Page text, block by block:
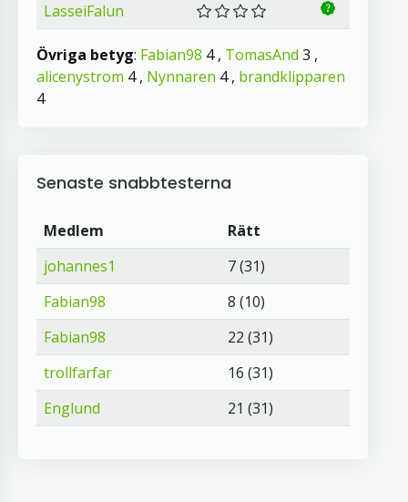
LasseiFalun
Övriga betyg: Fabian98 4 , TomasAnd 3 ,
alicenystrom 4 , Nynnaren 4 , brandklipparen
4
Senaste snabbtesterna
Medlem
Rätt
johannes1
7 (31)
Fabian98
8 (10)
Fabian98
22 (31)
trollfarfar
16 (31)
Englund
21 (31)